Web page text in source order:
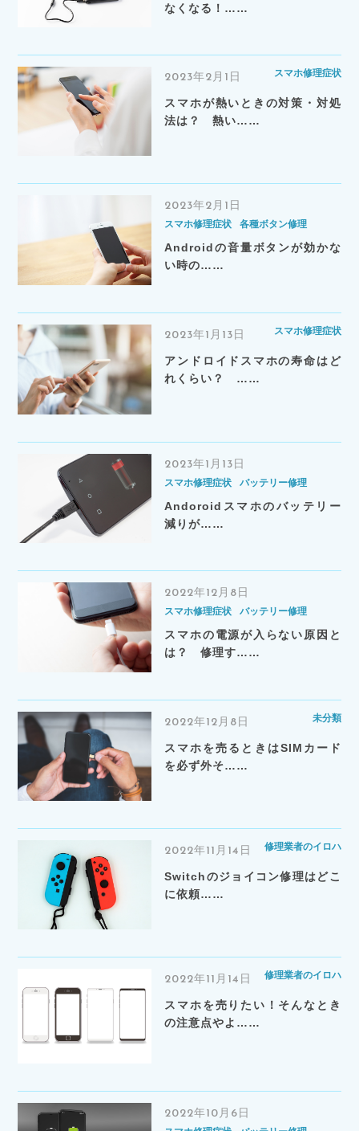
なくなる！……
2023年2月1日 スマホ修理症状
スマホが熱いときの対策・対処
法は？ 熱い……
2023年2月1日
スマホ修理症状 各種ボタン修理
Androidの音量ボタンが効かな
い時の……
2023年1月13日 スマホ修理症状
アンドロイドスマホの寿命はど
れくらい？ ……
2023年1月13日
スマホ修理症状 バッテリー修理
Andoroidスマホのバッテリー
減りが……
2022年12月8日
スマホ修理症状 バッテリー修理
スマホの電源が入らない原因と
は？ 修理す……
2022年12月8日 未分類
スマホを売るときはSIMカード
を必ず外そ……
2022年11月14日 修理業者のイロハ
Switchのジョイコン修理はどこ
に依頼……
2022年11月14日 修理業者のイロハ
スマホを売りたい！そんなとき
の注意点やよ……
2022年10月6日